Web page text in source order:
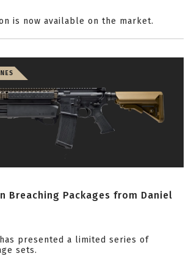
is now available on the market.
Breaching Packages from Daniel
presented a limited series of
sets.